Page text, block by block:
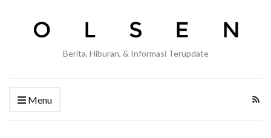
Berita, Hiburan, & Informasi Terupdate
Menu